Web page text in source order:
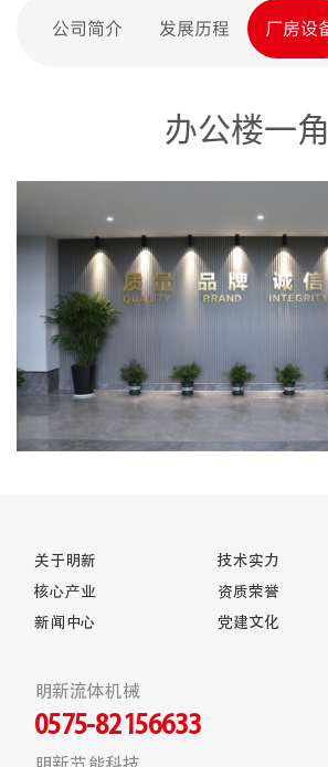
公司简介 发展历程 厂房设
办公楼一角
关于明新
核心产业
新闻中心
技术实力
资质荣誉
党建文化
明新流体机械
0575-82156633